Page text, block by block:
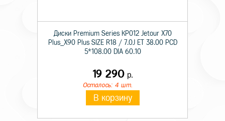
Диски Premium Series КР012 Jetour X70
Plus_X90 Plus SIZE R18 / 7.0J ET 38.00 PCD
5*108.00 DIA 60.10
19 290р.
Осталось: 4 шт.
В корзину